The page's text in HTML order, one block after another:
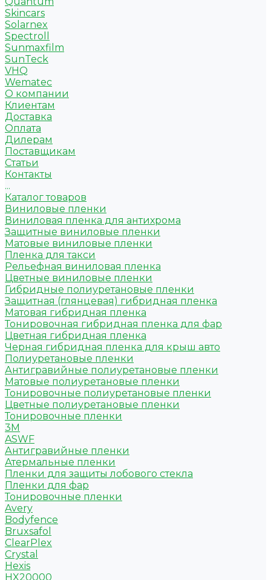
Skincars
Solarnex
Spectroll
Sunmaxfilm
SunTeck
VHQ
Wematec
О компании
Клиентам
Доставка
Оплата
Дилерам
Поставщикам
Статьи
Контакты
...
Каталог товаров
Виниловые пленки
Виниловая пленка для антихрома
Защитные виниловые пленки
Матовые виниловые пленки
Пленка для такси
Рельефная виниловая пленка
Цветные виниловые пленки
Гибридные полиуретановые пленки
Защитная (глянцевая) гибридная пленка
Матовая гибридная пленка
Тонировочная гибридная пленка для фар
Цветная гибридная пленка
Черная гибридная пленка для крыш авто
Полиуретановые пленки
Антигравийные полиуретановые пленки
Матовые полиуретановые пленки
Тонировочные полиуретановые пленки
Цветные полиуретановые пленки
Тонировочные пленки
3M
ASWF
Антигравийные пленки
Атермальные пленки
Пленки для защиты лобового стекла
Пленки для фар
Тонировочные пленки
Avery
Bodyfence
Bruxsafol
ClearPlex
Crystal
Hexis
HX20000